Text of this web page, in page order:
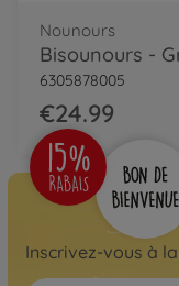
Nounours
6305878005
€24.99
Inscrivez-vous à